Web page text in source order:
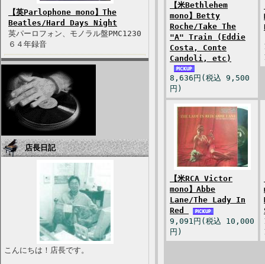
【英Parlophone mono】The
Beatles/Hard Days Night
英パーロフォン、モノラル盤PMC1230
６４年録音
店長日記
こんにちは！店長です。
【米Bethlehem
mono】Betty
Roche/Take The
"A" Train (Eddie
Costa, Conte
Candoli, etc)
8,636円(税込 9,500
円)
【米RCA Victor
mono】Abbe
Lane/The Lady In
Red
9,091円(税込 10,000
円)